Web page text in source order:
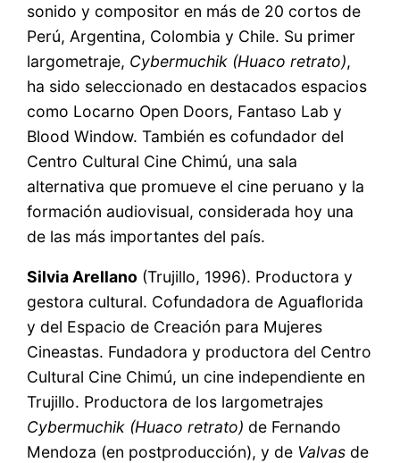
sonido y compositor en más de 20 cortos de
Perú, Argentina, Colombia y Chile. Su primer
largometraje, Cybermuchik (Huaco retrato),
ha sido seleccionado en destacados espacios
como Locarno Open Doors, Fantaso Lab y
Blood Window. También es cofundador del
Centro Cultural Cine Chimú, una sala
alternativa que promueve el cine peruano y la
formación audiovisual, considerada hoy una
de las más importantes del país.
Silvia Arellano (Trujillo, 1996). Productora y
gestora cultural. Cofundadora de Aguaflorida
y del Espacio de Creación para Mujeres
Cineastas. Fundadora y productora del Centro
Cultural Cine Chimú, un cine independiente en
Trujillo. Productora de los largometrajes
Cybermuchik (Huaco retrato) de Fernando
Mendoza (en postproducción), y de Valvas de